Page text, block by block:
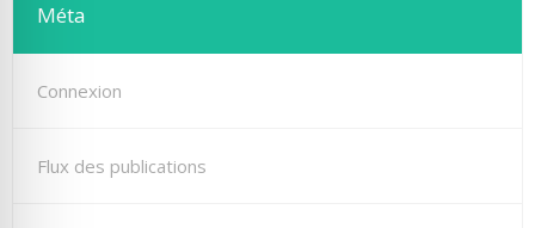
Méta
Connexion
Flux des publications